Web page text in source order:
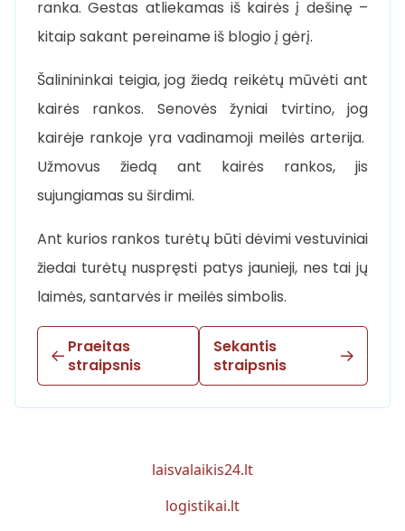
ranka. Gestas atliekamas iš kairės į dešinę –
kitaip sakant pereiname iš blogio į gėrį.
Šalinininkai teigia, jog žiedą reikėtų mūvėti ant
kairės rankos. Senovės žyniai tvirtino, jog
kairėje rankoje yra vadinamoji meilės arterija.
Užmovus žiedą ant kairės rankos, jis
sujungiamas su širdimi.
Ant kurios rankos turėtų būti dėvimi vestuviniai
žiedai turėtų nuspręsti patys jaunieji, nes tai jų
laimės, santarvės ir meilės simbolis.
Praeitas
straipsnis
Sekantis
straipsnis
laisvalaikis24.lt
logistikai.lt